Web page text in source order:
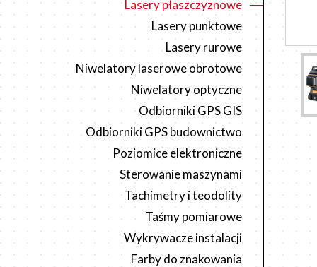
Lasery płaszczyznowe
Lasery punktowe
Lasery rurowe
Niwelatory laserowe obrotowe
Niwelatory optyczne
Odbiorniki GPS GIS
Odbiorniki GPS budownictwo
Poziomice elektroniczne
Sterowanie maszynami
Tachimetry i teodolity
Taśmy pomiarowe
Wykrywacze instalacji
Farby do znakowania